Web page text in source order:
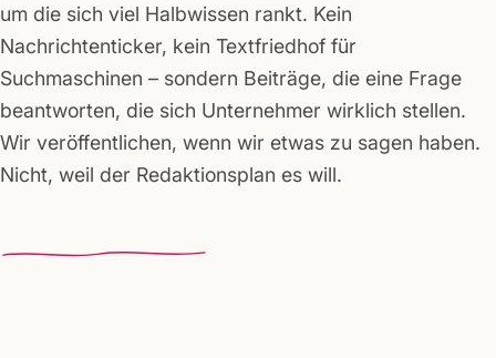
um die sich viel Halbwissen rankt. Kein
Nachrichtenticker, kein Textfriedhof für
Suchmaschinen – sondern Beiträge, die eine Frage
beantworten, die sich Unternehmer wirklich stellen.
Wir veröffentlichen, wenn wir etwas zu sagen haben.
Nicht, weil der Redaktionsplan es will.